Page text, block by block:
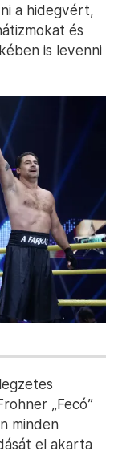
a hidegvért,
és
is levenni
„Fecó”
minden
el akarta